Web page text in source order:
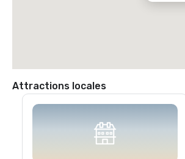
Attractions locales